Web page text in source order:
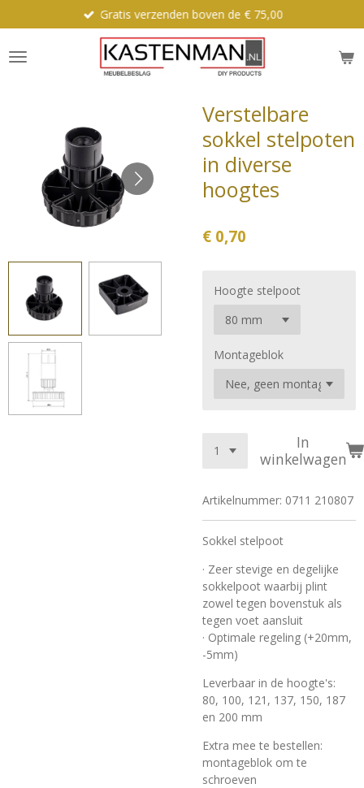
direct
naar
de
Gratis verzenden boven de € 75,00
Verstelbare
sokkel stelpoten
in diverse
hoogtes
€ 0,70
Hoogte stelpoot
Montageblok
In
winkelwagen
Artikelnummer: 0711 210807
Sokkel stelpoot
· Zeer stevige en degelijke
sokkelpoot waarbij plint
zowel tegen bovenstuk als
tegen voet aansluit
· Optimale regeling (+20mm,
-5mm)
Leverbaar in de hoogte's:
80, 100, 121, 137, 150, 187
en 200 mm
Extra mee te bestellen:
montageblok om te
schroeven